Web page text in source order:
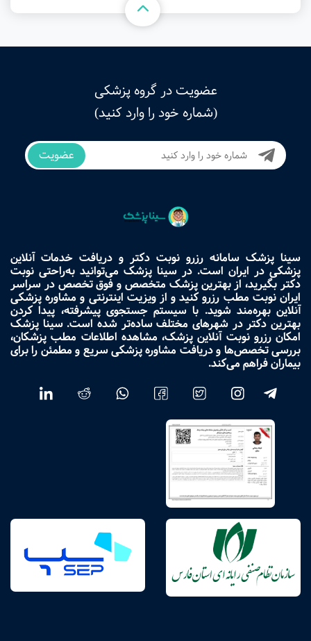
عضویت در گروه پزشکی
(شماره خود را وارد کنید)
عضویت
سینا پزشک سامانه رزرو نوبت دکتر و دریافت خدمات آنلاین
پزشکی در ایران است. در سینا پزشک می‌توانید به‌راحتی نوبت
دکتر بگیرید، از بهترین پزشک متخصص و فوق تخصص در سراسر
ایران نوبت مطب رزرو کنید و از ویزیت اینترنتی و مشاوره پزشکی
آنلاین بهره‌مند شوید. با سیستم جستجوی پیشرفته، پیدا کردن
بهترین دکتر در شهرهای مختلف ساده‌تر شده است. سینا پزشک
امکان رزرو نوبت آنلاین پزشک، مشاهده اطلاعات مطب پزشکان،
بررسی تخصص‌ها و دریافت مشاوره پزشکی سریع و مطمئن را برای
بیماران فراهم می‌کند.